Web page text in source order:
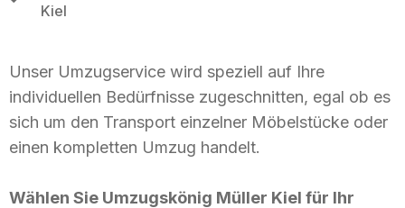
Kiel
Unser Umzugservice wird speziell auf Ihre
individuellen Bedürfnisse zugeschnitten, egal ob es
sich um den Transport einzelner Möbelstücke oder
einen kompletten Umzug handelt.
Wählen Sie Umzugskönig Müller Kiel für Ihr